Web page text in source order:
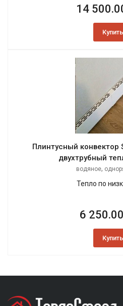
14
Купить
Плинтусный конвектор
двухтрубный
водяное,
Тепло по
6
Купить